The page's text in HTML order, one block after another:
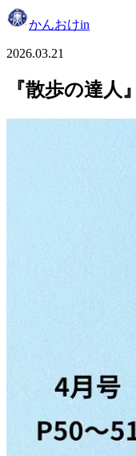
かんおけin
2026.03.21
『散歩の達人